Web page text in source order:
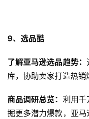
9、选品酷
了解亚马逊选品趋势：
库，协助卖家打造热销
商品调研总览： 利用千
掘更多潜力爆款，亚